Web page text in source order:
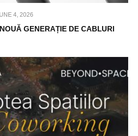
4, 2026
GENERAȚIE DE CABLURI